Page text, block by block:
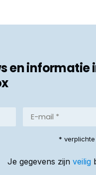
en informatie
mail
* verplichte
Je gegevens zijn veilig